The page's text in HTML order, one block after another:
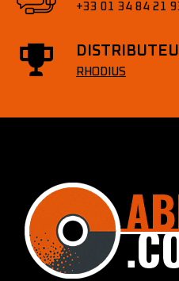
+33 01 34 84 21
RHODIUS